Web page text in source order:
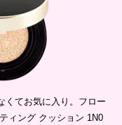
くてお気に入り。フロー
ィング クッション 1N0